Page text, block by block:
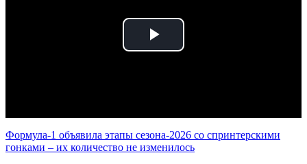
Play
Формула-1 объявила этапы сезона-2026 со спринтерскими
гонками – их количество не изменилось